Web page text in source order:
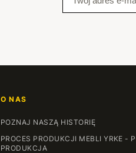
O NAS
POZNAJ NASZĄ HISTORIĘ
PROCES PRODUKCJI MEBLI YRKE -
PRODUKCJA